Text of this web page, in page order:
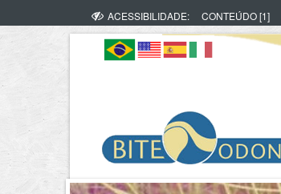
ACESSIBILIDADE: CONTEÚDO [1]